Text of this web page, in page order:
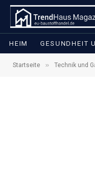
HEIM GESUNDHEIT
Startseite » Technik und